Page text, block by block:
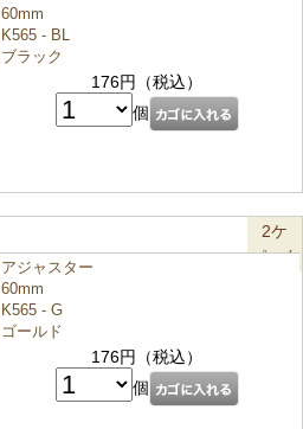
60mm
K565 - BL
ブラック
176円（税込）
個
2ケ
パック
アジャスター
60mm
K565 - G
ゴールド
176円（税込）
個